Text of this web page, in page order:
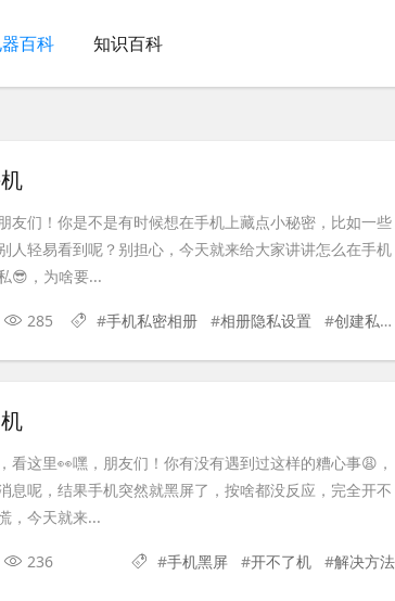
百科 知识百科
友们！你是不是有时候想在手机上藏点小秘密，比如一些
人轻易看到呢？别担心，今天就来给大家讲讲怎么在手机
😎，为啥要...
285 #手机私密相册 #相册隐私设置 #创建私密相册
看这里👀嘿，朋友们！你有没有遇到过这样的糟心事😩，
息呢，结果手机突然就黑屏了，按啥都没反应，完全开不
，今天就来...
236 #手机黑屏 #开不了机 #解决方法